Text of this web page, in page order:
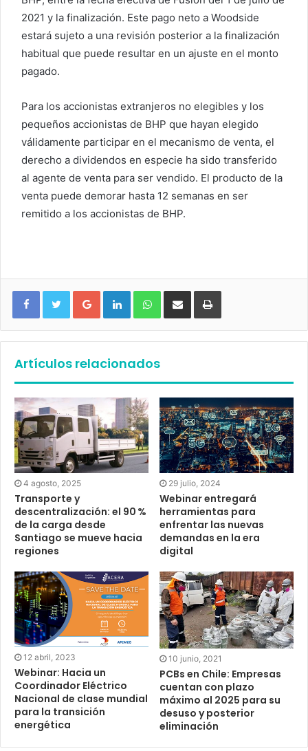
2021 y la finalización. Este pago neto a Woodside
estará sujeto a una revisión posterior a la finalización
habitual que puede resultar en un ajuste en el monto
pagado.
Para los accionistas extranjeros no elegibles y los
pequeños accionistas de BHP que hayan elegido
válidamente participar en el mecanismo de venta, el
derecho a dividendos en especie ha sido transferido
al agente de venta para ser vendido. El producto de la
venta puede demorar hasta 12 semanas en ser
remitido a los accionistas de BHP.
Google+ LinkedIn WhatsApp
Artículos relacionados
4 agosto, 2025
Transporte y
descentralización: el 90 %
de la carga desde
Santiago se mueve hacia
regiones
29 julio, 2024
Webinar entregará
herramientas para
enfrentar las nuevas
demandas en la era
digital
12 abril, 2023
Webinar: Hacia un
Coordinador Eléctrico
Nacional de clase mundial
para la transición
energética
10 junio, 2021
PCBs en Chile: Empresas
cuentan con plazo
máximo al 2025 para su
desuso y posterior
eliminación